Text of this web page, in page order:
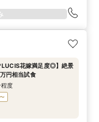
花嫁満足度◎】絶景
円相当試食
度